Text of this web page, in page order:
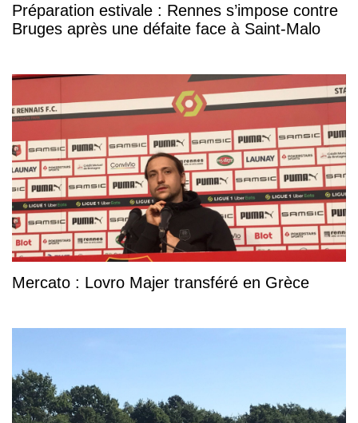
Préparation estivale : Rennes s’impose contre
Bruges après une défaite face à Saint-Malo
Mercato : Lovro Majer transféré en Grèce